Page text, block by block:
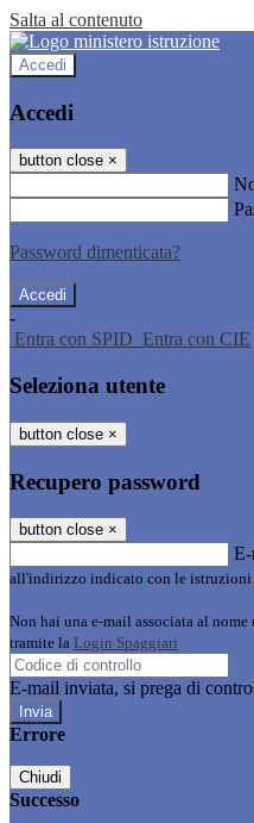
Salta al contenuto
Accedi
Accedi
button close ×
Password dimenticata?
-
Entra con SPID Entra con CIE
Seleziona utente
button close ×
Recupero password
button close ×
all'indirizzo indicato con le istruzioni
Non hai una e-mail associata al
tramite la Login Spaggiari
E-mail inviata, si prega di
Errore
Chiudi
Successo